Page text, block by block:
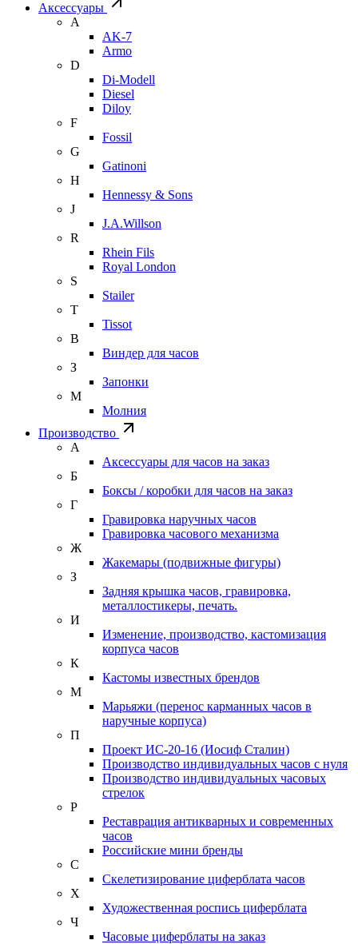
Аксессуары
A
AK-7
Armo
D
Di-Modell
Diesel
Diloy
F
Fossil
G
Gatinoni
H
Hennessy & Sons
J
J.A.Willson
R
Rhein Fils
Royal London
S
Stailer
T
Tissot
В
Виндер для часов
З
Запонки
М
Молния
Производство
А
Аксессуары для часов на заказ
Б
Боксы / коробки для часов на заказ
Г
Гравировка наручных часов
Гравировка часового механизма
Ж
Жакемары (подвижные фигуры)
З
Задняя крышка часов, гравировка,
металлостикеры, печать.
И
Изменение, производство, кастомизация
корпуса часов
К
Кастомы известных брендов
М
Марьяжи (перенос карманных часов в
наручные корпуса)
П
Проект ИС-20-16 (Иосиф Сталин)
Производство индивидуальных часов с нуля
Производство индивидуальных часовых
стрелок
Р
Реставрация антикварных и современных
часов
Российские мини бренды
С
Скелетизирование циферблата часов
Х
Художественная роспись циферблата
Ч
Часовые циферблаты на заказ